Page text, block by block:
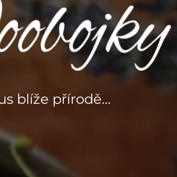
blíže přírodě...